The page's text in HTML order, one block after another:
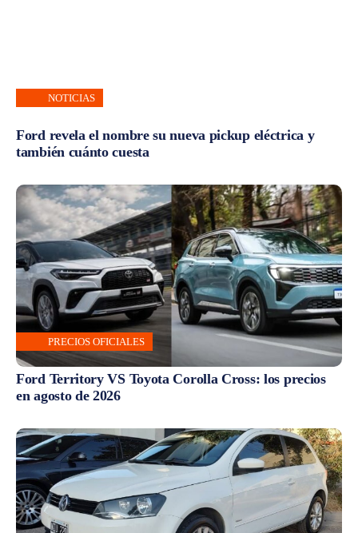
NOTICIAS
Ford revela el nombre su nueva pickup eléctrica y
también cuánto cuesta
PRECIOS OFICIALES
Ford Territory VS Toyota Corolla Cross: los precios
en agosto de 2026